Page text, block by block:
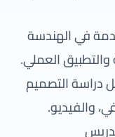
في الهندسة
والتطبيق العملي.
دراسة التصميم
والفيديو.